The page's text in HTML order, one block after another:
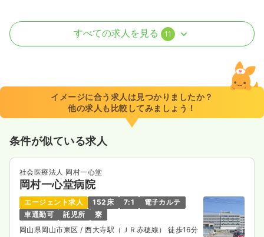
外来
8:45～17:15
第二新卒可
月給37万円以上可
気になる
2交代（常勤）
給与 33.7万円/月 賞与2ヶ月
※経験9年の例
時間 8:45～17:15
すべての求人を見る 11
イメージに合う求人は見つかりましたか？
他の求人も比較してみましょう！
条件が似ている求人
社会医療法人 岡村一心堂
岡村一心堂病院
エージェント求人 152床 7:1
電子カルテ
車通勤可
託児所
寮
岡山県岡山市東区/ 西大寺駅（ＪＲ赤穂線） 徒歩16分